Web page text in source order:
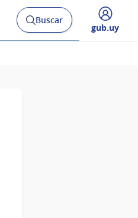
Abrir
buscador
Buscar
Desplegar
gub.uy